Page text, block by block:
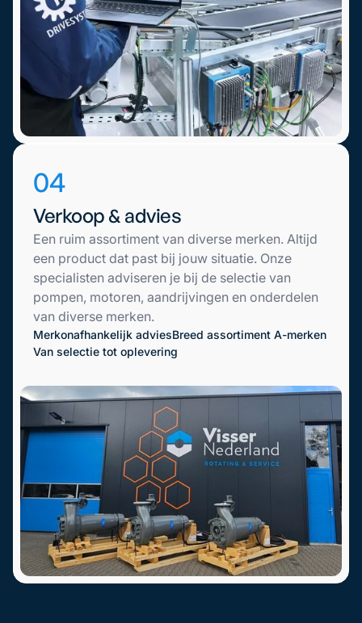
04
Verkoop & advies
Een ruim assortiment van diverse merken. Altijd
een product dat past bij jouw situatie. Onze
specialisten adviseren je bij de selectie van
pompen, motoren, aandrijvingen en onderdelen
van diverse merken.
Merkonafhankelijk adviesBreed assortiment A-merken
Van selectie tot oplevering